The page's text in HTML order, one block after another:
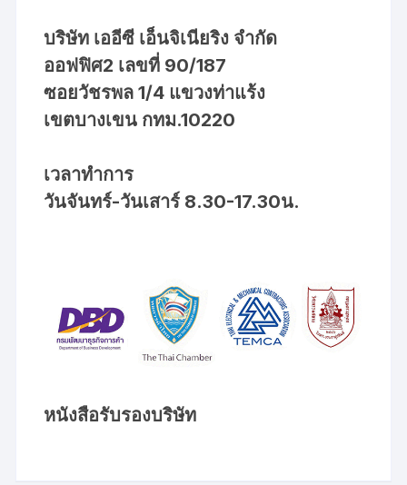
บริษัท เออีซี เอ็นจิเนียริง จำกัด
ออฟฟิศ2 เลขที่ 90/187
ซอยวัชรพล 1/4 แขวงท่าแร้ง
เขตบางเขน กทม.10220
เวลาทำการ
วันจันทร์-วันเสาร์ 8.30-17.30น.
หนังสือรับรองบริษัท